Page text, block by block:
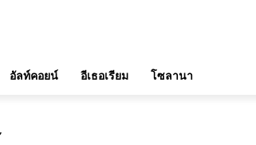
อัลท์คอยน์ อีเธอเรียม โซลานา